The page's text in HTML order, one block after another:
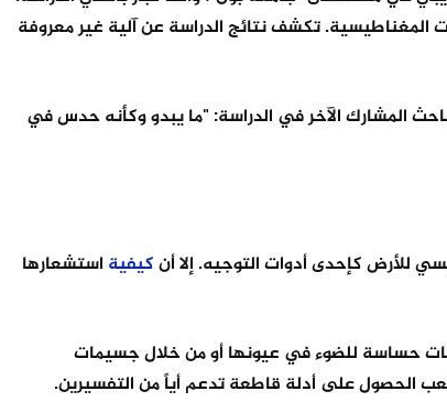
المغناطيسية. تكشف نتائج الدراسة عن آلية غير معروفة
المشارك الآخر في الدراسة: "ما يبدو وكأنه حدس في
للأرض كإحدى أدوات التوجيه. إلا أنكيفية استشعارها
حساسة للضوء في عيونها أو من خلال جسيمات
الحصول على أدلة قاطعة تدعم أياً من التفسيرين.